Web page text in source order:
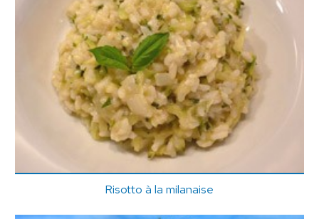
Risotto à la milanaise